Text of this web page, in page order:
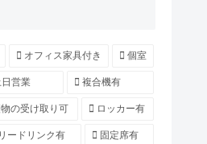
オフィス家具付き 個室
営業 複合機有
の受け取り可 ロッカー有
ードリンク有 固定席有